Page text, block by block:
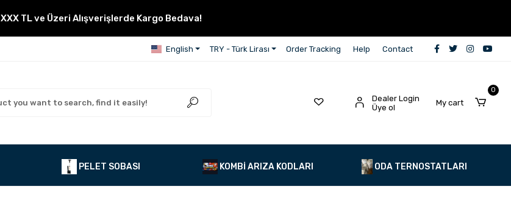
XXX TL ve Üzeri Alışverişlerde Kargo Bedava!
English TRY - Türk Lirası Order Tracking Help Contact
Dealer Login
Üye ol
My cart
0
PELET SOBASI KOMBİ ARIZA KODLARI ODA TERNOSTATLARI